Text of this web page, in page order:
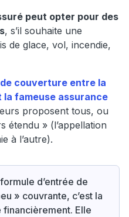
peut opter pour des
, s’il souhaite une
de glace, vol, incendie,
couverture entre la
fameuse assurance
proposent tous, ou
étendu » (l’appellation
à l’autre).
d’entrée de
» couvrante, c’est la
financièrement. Elle